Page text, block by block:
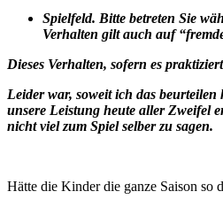
Spielfeld. Bitte betreten Sie
Verhalten gilt auch auf
Dieses Verhalten, sofern es
Leider war, soweit ich das
unsere Leistung heute aller Zweifel
nicht viel zum Spiel selber zu sagen.
Hätte die Kinder die ganze Saison so